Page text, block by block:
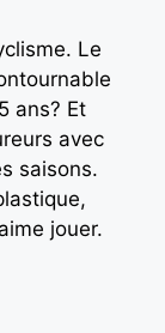
Le
ans? Et
avec
saisons.
jouer.